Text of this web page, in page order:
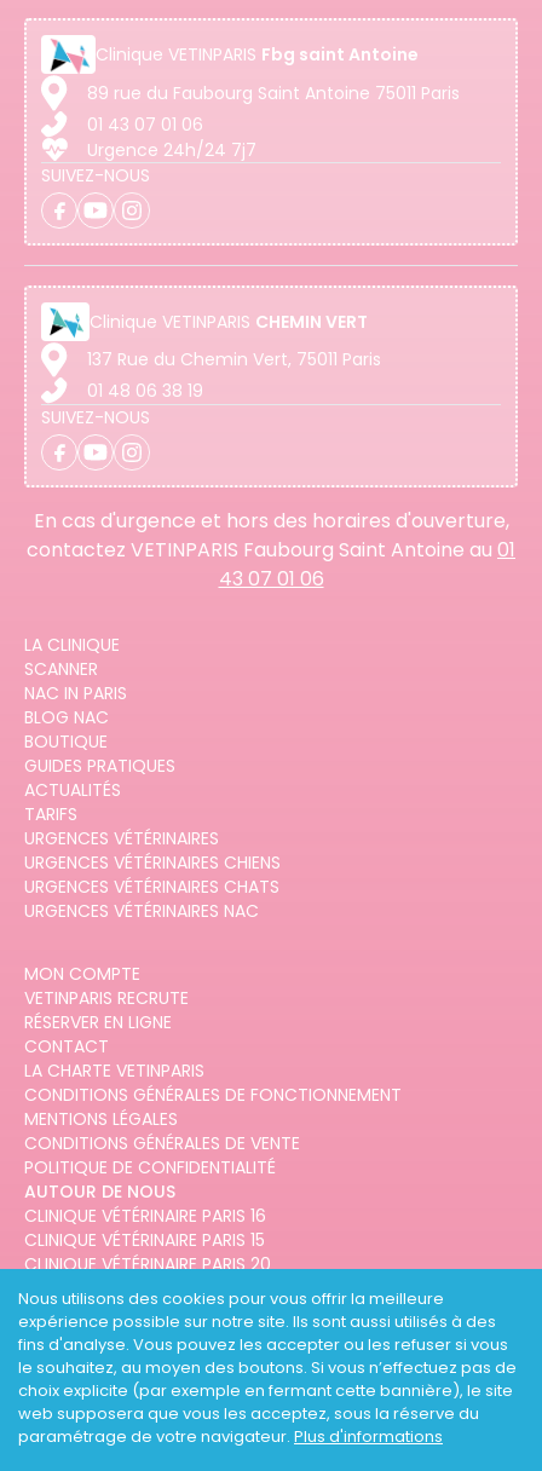
Nous utilisons des cookies pour vous offrir la meilleure
expérience possible sur notre site. Ils sont aussi utilisés à des
fins d'analyse. Vous pouvez les accepter ou les refuser si vous
le souhaitez, au moyen des boutons. Si vous n’effectuez pas de
choix explicite (par exemple en fermant cette bannière), le site
web supposera que vous les acceptez, sous la réserve du
paramétrage de votre navigateur. Plus d'informations
Clinique VETINPARIS Fbg saint Antoine
89 rue du Faubourg Saint Antoine 75011 Paris
01 43 07 01 06
Urgence 24h/24 7j7
SUIVEZ-NOUS
Clinique VETINPARIS CHEMIN VERT
137 Rue du Chemin Vert, 75011 Paris
01 48 06 38 19
SUIVEZ-NOUS
En cas d'urgence et hors des horaires d'ouverture,
contactez VETINPARIS Faubourg Saint Antoine au 01
43 07 01 06
LA CLINIQUE
SCANNER
NAC IN PARIS
BLOG NAC
BOUTIQUE
GUIDES PRATIQUES
ACTUALITÉS
TARIFS
URGENCES VÉTÉRINAIRES
URGENCES VÉTÉRINAIRES CHIENS
URGENCES VÉTÉRINAIRES CHATS
URGENCES VÉTÉRINAIRES NAC
MON COMPTE
VETINPARIS RECRUTE
RÉSERVER EN LIGNE
CONTACT
LA CHARTE VETINPARIS
CONDITIONS GÉNÉRALES DE FONCTIONNEMENT
MENTIONS LÉGALES
CONDITIONS GÉNÉRALES DE VENTE
POLITIQUE DE CONFIDENTIALITÉ
AUTOUR DE NOUS
CLINIQUE VÉTÉRINAIRE PARIS 16
CLINIQUE VÉTÉRINAIRE PARIS 15
CLINIQUE VÉTÉRINAIRE PARIS 20
CLINIQUE VÉTÉRINAIRE PARIS 12
CLINIQUE VÉTÉRINAIRE PARIS 10
CLINIQUE VÉTÉRINAIRE PARIS 3